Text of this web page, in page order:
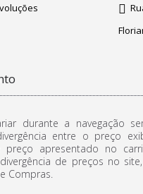
durante a navegação
entre o preço
apresentado no
de preços no
Compras.